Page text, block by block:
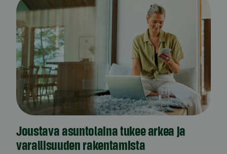
Joustava asuntolaina tukee arkea ja
varallisuuden rakentamista